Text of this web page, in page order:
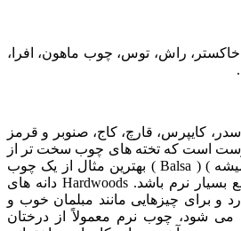
راش، توس، چوب ماهون، افرا،
کایپرس، قارچ، کاج، صنوبر و قرمز
است که تخته های چوب سخت تر از
چوب نرم هستند اما نه همیشه ) ( Balsa ) بهترین مثال از یک چوب
سخت آن است که در واقع بسیار نرم باشد. Hardwoods دانه های
و برای چیزهایی مانند مبلمان خوب و
می شود، چوب نرم معمولاً از درختان